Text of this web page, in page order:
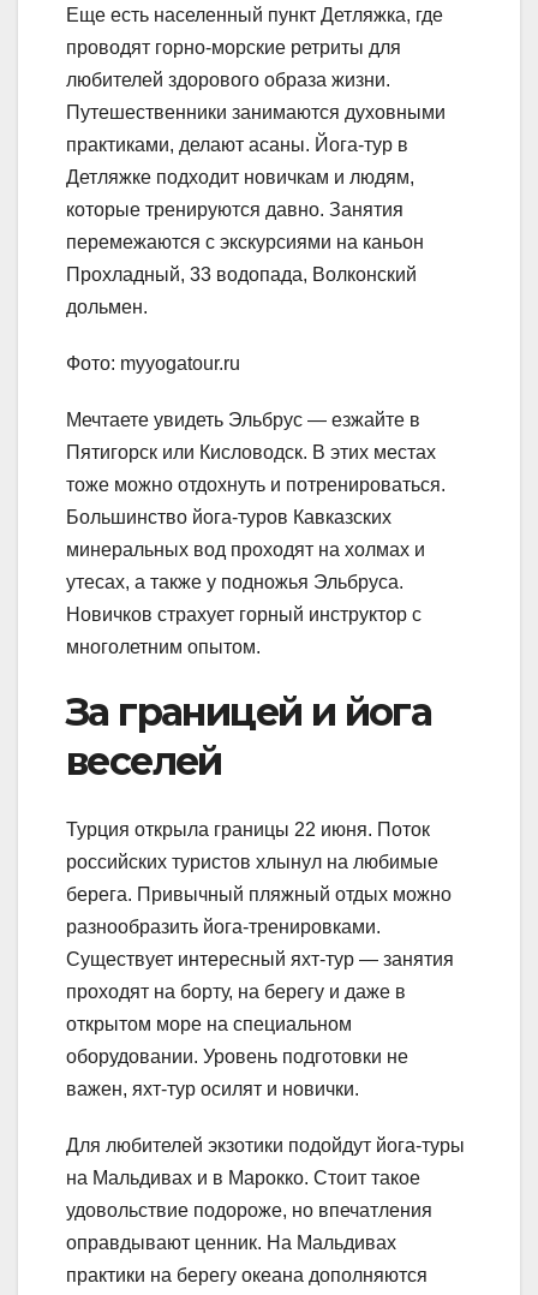
Еще есть населенный пункт Детляжка, где
проводят горно-морские ретриты для
любителей здорового образа жизни.
Путешественники занимаются духовными
практиками, делают асаны. Йога-тур в
Детляжке подходит новичкам и людям,
которые тренируются давно. Занятия
перемежаются с экскурсиями на каньон
Прохладный, 33 водопада, Волконский
дольмен.
Фото: myyogatour.ru
Мечтаете увидеть Эльбрус — езжайте в
Пятигорск или Кисловодск. В этих местах
тоже можно отдохнуть и потренироваться.
Большинство йога-туров Кавказских
минеральных вод проходят на холмах и
утесах, а также у подножья Эльбруса.
Новичков страхует горный инструктор с
многолетним опытом.
За границей и йога
веселей
Турция открыла границы 22 июня. Поток
российских туристов хлынул на любимые
берега. Привычный пляжный отдых можно
разнообразить йога-тренировками.
Существует интересный яхт-тур — занятия
проходят на борту, на берегу и даже в
открытом море на специальном
оборудовании. Уровень подготовки не
важен, яхт-тур осилят и новички.
Для любителей экзотики подойдут йога-туры
на Мальдивах и в Марокко. Стоит такое
удовольствие подороже, но впечатления
оправдывают ценник. На Мальдивах
практики на берегу океана дополняются